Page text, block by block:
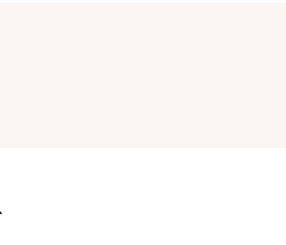
Aller à l'accueil de Crédit Municipal de Paris